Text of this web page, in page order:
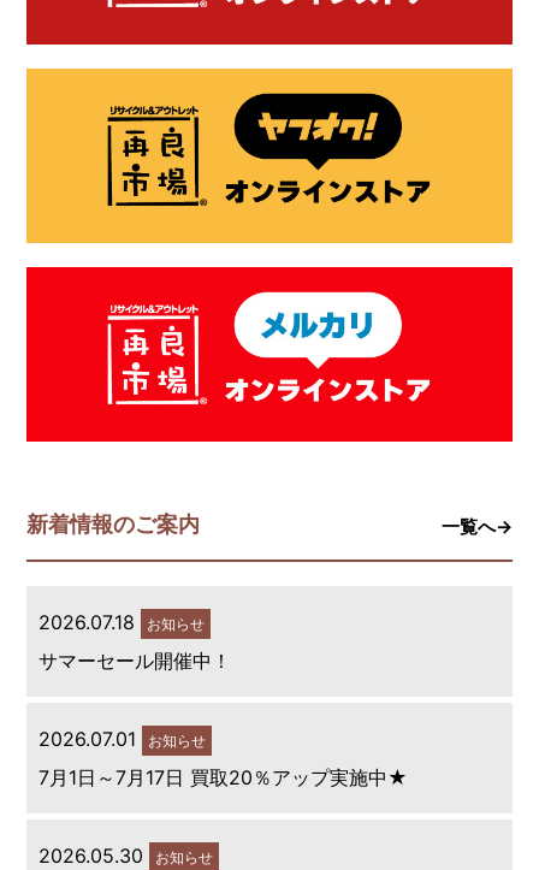
新着情報のご案内 一覧へ→
2026.07.18 お知らせ
サマーセール開催中！
2026.07.01 お知らせ
7月1日～7月17日 買取20％アップ実施中★
2026.05.30 お知らせ